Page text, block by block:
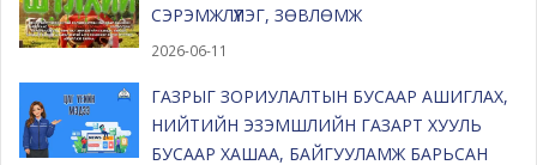
СЭРЭМЖЛҮҮЛЭГ, ЗӨВЛӨМЖ
2026-06-11
ГАЗРЫГ ЗОРИУЛАЛТЫН БУСААР АШИГЛАХ,
НИЙТИЙН ЭЗЭМШЛИЙН ГАЗАРТ ХУУЛЬ
БУСААР ХАШАА, БАЙГУУЛАМЖ БАРЬСАН